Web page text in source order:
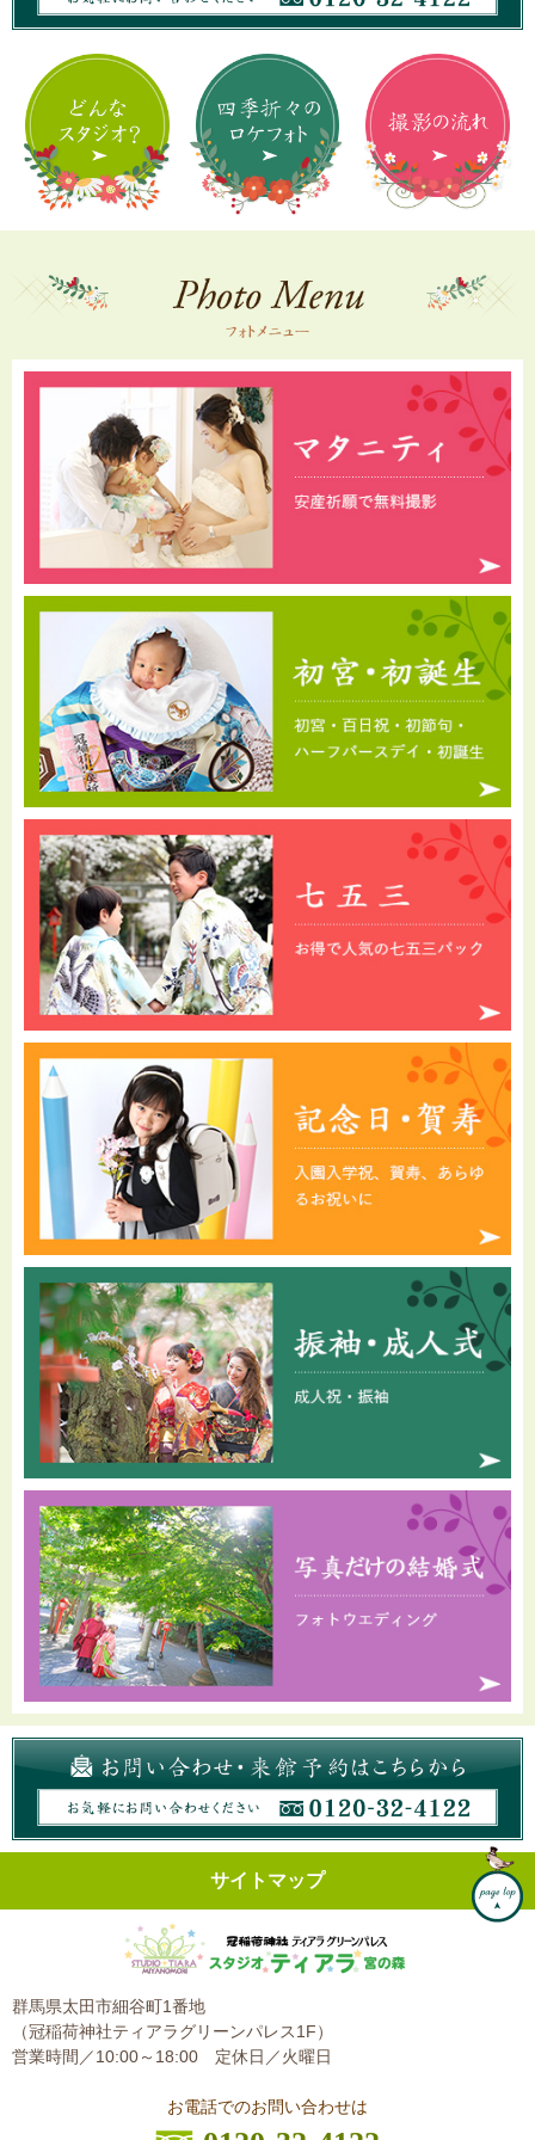
サイトマップ
群馬県太田市細谷町1番地
（冠稲荷神社ティアラグリーンパレス1F）
営業時間／10:00～18:00 定休日／火曜日
お電話でのお問い合わせは